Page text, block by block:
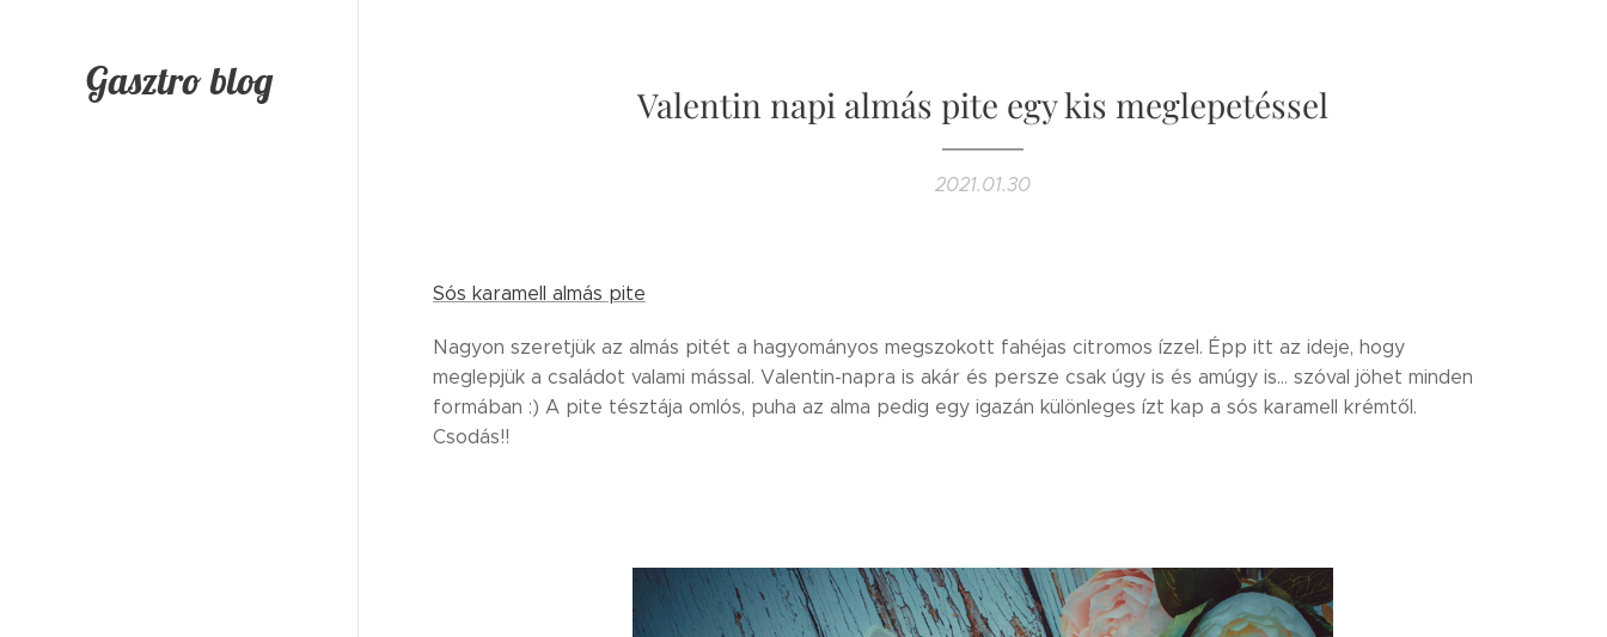
Gasztro blog
Valentin napi almás pite egy kis meglepetéssel
2021.01.30
Sós karamell almás pite
Nagyon szeretjük az almás pitét a hagyományos megszokott fahéjas citromos ízzel. Épp itt az ideje, hogy
meglepjük a családot valami mással. Valentin-napra is akár és persze csak úgy is és amúgy is... szóval jöhet minden
formában :) A pite tésztája omlós, puha az alma pedig egy igazán különleges ízt kap a sós karamell krémtől.
Csodás!!